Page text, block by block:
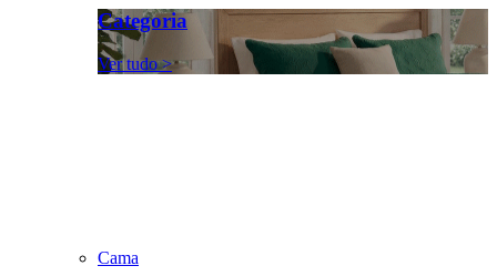
Categoria
Ver tudo >
Cama